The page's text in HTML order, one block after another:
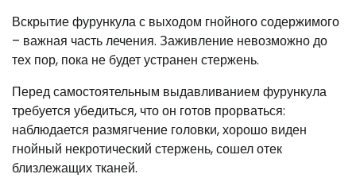
Вскрытие фурункула с выходом гнойного содержимого
– важная часть лечения. Заживление невозможно до
тех пор, пока не будет устранен стержень.
Перед самостоятельным выдавливанием фурункула
требуется убедиться, что он готов прорваться:
наблюдается размягчение головки, хорошо виден
гнойный некротический стержень, сошел отек
близлежащих тканей.